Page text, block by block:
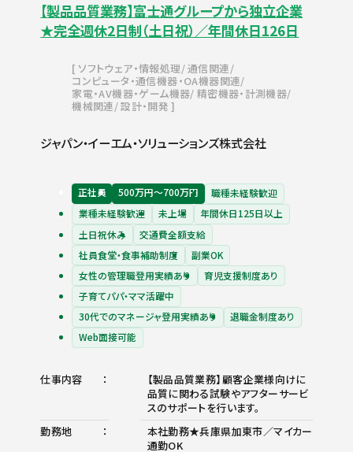
【製品品質業務】富士通グループから独立企業
★完全週休2日制（土日祝）／年間休日126日
ソフトウェア・情報処理 通信関連
コンピュータ・通信機器・OA機器関連
家電・AV機器・ゲーム機器 精密機器・計測機器
機械関連 設計・開発
ジャパン・イーエム・ソリューションズ株式会社
正社員 500万円〜700万円
職種未経験歓迎
業種未経験歓迎
未上場
年間休日125日以上
土日祝休み
交通費全額支給
社員食堂・食事補助制度
副業OK
女性の管理職登用実績あり
育児支援制度あり
子育てパパ・ママ活躍中
30代でのマネージャ登用実績あり
退職金制度あり
Web面接可能
仕事内容
【製品品質業務】顧客企業様向けに
品質に関わる試験やアフターサービ
スのサポートを行います。
勤務地
本社勤務★兵庫県加東市／マイカー
通勤OK